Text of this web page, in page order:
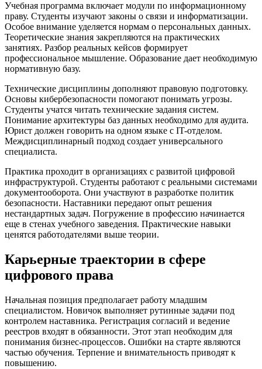
Учебная программа включает модули по информационному
праву. Студенты изучают законы о связи и информатизации.
Особое внимание уделяется нормам о персональных данных.
Теоретические знания закрепляются на практических
занятиях. Разбор реальных кейсов формирует
профессиональное мышление. Образование дает необходимую
нормативную базу.
Технические дисциплины дополняют правовую подготовку.
Основы кибербезопасности помогают понимать угрозы.
Студенты учатся читать технические задания систем.
Понимание архитектуры баз данных необходимо для аудита.
Юрист должен говорить на одном языке с IT-отделом.
Междисциплинарный подход создает универсального
специалиста.
Практика проходит в организациях с развитой цифровой
инфраструктурой. Студенты работают с реальными системами
документооборота. Они участвуют в разработке политик
безопасности. Наставники передают опыт решения
нестандартных задач. Погружение в профессию начинается
еще в стенах учебного заведения. Практические навыки
ценятся работодателями выше теории.
Карьерные траектории в сфере
цифрового права
Начальная позиция предполагает работу младшим
специалистом. Новичок выполняет рутинные задачи под
контролем наставника. Регистрация согласий и ведение
реестров входят в обязанности. Этот этап необходим для
понимания бизнес-процессов. Ошибки на старте являются
частью обучения. Терпение и внимательность приводят к
повышению.